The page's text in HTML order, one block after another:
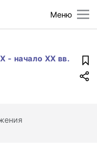
Меню
- начало XX вв.